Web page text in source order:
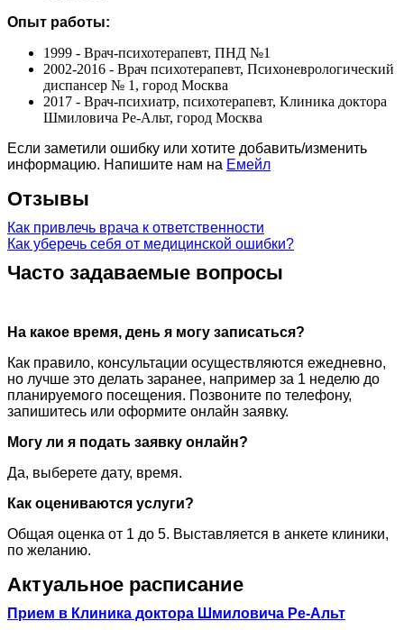
Опыт работы:
1999 - Врач-психотерапевт, ПНД №1
2002-2016 - Врач психотерапевт, Психоневрологический
диспансер № 1, город Москва
2017 - Врач-психиатр, психотерапевт, Клиника доктора
Шмиловича Ре-Альт, город Москва
Если заметили ошибку или хотите добавить/изменить
информацию. Напишите нам на Емейл
Отзывы
Как привлечь врача к ответственности
Как уберечь себя от медицинской ошибки?
Часто задаваемые вопросы
На какое время, день я могу записаться?
Как правило, консультации осуществляются ежедневно,
но лучше это делать заранее, например за 1 неделю до
планируемого посещения. Позвоните по телефону,
запишитесь или оформите онлайн заявку.
Могу ли я подать заявку онлайн?
Да, выберете дату, время.
Как оцениваются услуги?
Общая оценка от 1 до 5. Выставляется в анкете клиники,
по желанию.
Актуальное расписание
Прием в Клиника доктора Шмиловича Ре-Альт